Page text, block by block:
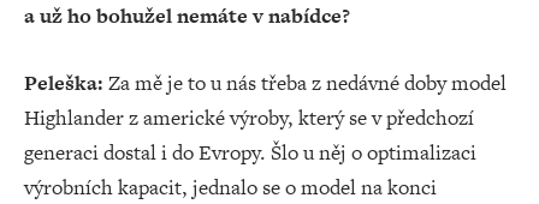
a už ho bohužel nemáte v nabídce?
Peleška: Za mě je to u nás třeba z nedávné doby model
Highlander z americké výroby, který se v předchozí
generaci dostal i do Evropy. Šlo u něj o optimalizaci
výrobních kapacit, jednalo se o model na konci